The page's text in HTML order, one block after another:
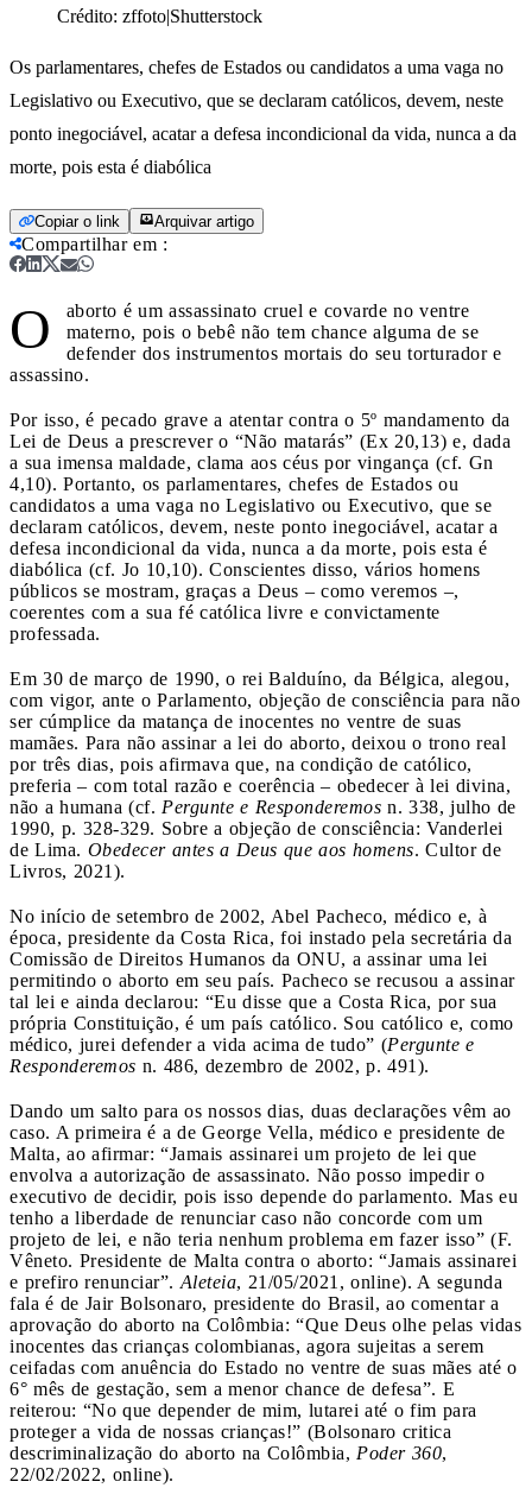
Crédito: zffoto|Shutterstock
Os parlamentares, chefes de Estados ou candidatos a uma vaga no
Legislativo ou Executivo, que se declaram católicos, devem, neste
ponto inegociável, acatar a defesa incondicional da vida, nunca a da
morte, pois esta é diabólica
Copiar o link Arquivar artigo
Compartilhar em :
O
aborto é um assassinato cruel e covarde no ventre
materno, pois o bebê não tem chance alguma de se
defender dos instrumentos mortais do seu torturador e
assassino.
Por isso, é pecado grave a atentar contra o 5º mandamento da
Lei de Deus a prescrever o “Não matarás” (Ex 20,13) e, dada
a sua imensa maldade, clama aos céus por vingança (cf. Gn
4,10). Portanto, os parlamentares, chefes de Estados ou
candidatos a uma vaga no Legislativo ou Executivo, que se
declaram católicos, devem, neste ponto inegociável, acatar a
defesa incondicional da vida, nunca a da morte, pois esta é
diabólica (cf. Jo 10,10). Conscientes disso, vários homens
públicos se mostram, graças a Deus – como veremos –,
coerentes com a sua fé católica livre e convictamente
professada.
Em 30 de março de 1990, o rei Balduíno, da Bélgica, alegou,
com vigor, ante o Parlamento, objeção de consciência para não
ser cúmplice da matança de inocentes no ventre de suas
mamães. Para não assinar a lei do aborto, deixou o trono real
por três dias, pois afirmava que, na condição de católico,
preferia – com total razão e coerência – obedecer à lei divina,
não a humana (cf. Pergunte e Responderemos n. 338, julho de
1990, p. 328-329. Sobre a objeção de consciência: Vanderlei
de Lima. Obedecer antes a Deus que aos homens. Cultor de
Livros, 2021).
No início de setembro de 2002, Abel Pacheco, médico e, à
época, presidente da Costa Rica, foi instado pela secretária da
Comissão de Direitos Humanos da ONU, a assinar uma lei
permitindo o aborto em seu país. Pacheco se recusou a assinar
tal lei e ainda declarou: “Eu disse que a Costa Rica, por sua
própria Constituição, é um país católico. Sou católico e, como
médico, jurei defender a vida acima de tudo” (Pergunte e
Responderemos n. 486, dezembro de 2002, p. 491).
Dando um salto para os nossos dias, duas declarações vêm ao
caso. A primeira é a de George Vella, médico e presidente de
Malta, ao afirmar: “Jamais assinarei um projeto de lei que
envolva a autorização de assassinato. Não posso impedir o
executivo de decidir, pois isso depende do parlamento. Mas eu
tenho a liberdade de renunciar caso não concorde com um
projeto de lei, e não teria nenhum problema em fazer isso” (F.
Vêneto. Presidente de Malta contra o aborto: “Jamais assinarei
e prefiro renunciar”. Aleteia, 21/05/2021, online). A segunda
fala é de Jair Bolsonaro, presidente do Brasil, ao comentar a
aprovação do aborto na Colômbia: “Que Deus olhe pelas vidas
inocentes das crianças colombianas, agora sujeitas a serem
ceifadas com anuência do Estado no ventre de suas mães até o
6° mês de gestação, sem a menor chance de defesa”. E
reiterou: “No que depender de mim, lutarei até o fim para
proteger a vida de nossas crianças!” (Bolsonaro critica
descriminalização do aborto na Colômbia, Poder 360,
22/02/2022, online).